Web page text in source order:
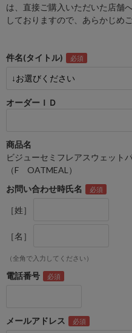
は、直接ご購入いただいた店舗
しておりますので、あらかじめ
件名(タイトル)
オーダーＩＤ
商品名
ビジューセミフレアスウェット
（F OATMEAL）
お問い合わせ時氏名
［姓］
［名］
（全角で入力してください）
電話番号
メールアドレス